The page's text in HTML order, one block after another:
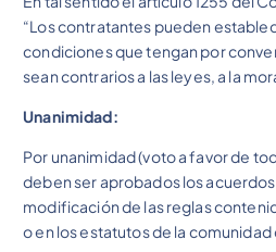
“Los contratantes pueden
condiciones que tengan por
sean contrarios a las leyes, a la
Unanimidad:
Por unanimidad (voto a favor de
deben ser aprobados los
modificación de las reglas
o en los estatutos de la